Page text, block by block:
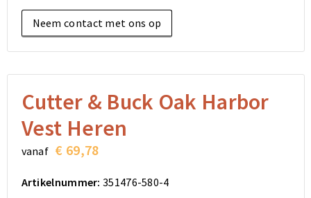
Elektronica, Gadgets en USB
Sleutelhangers en Lanyards
Anti-stress
Lampen en Gereedschap
Aanstekers
Snoepgoed
Reistassensets
Goodiebags
Golftassen
Opvouwbare tassen
Autotassen
Matrozentassen
Bodywarmers
Kleding sets
Reistassensets
Goodiebags
Golftassen
Opvouwbare tassen
Autotassen
Matrozentassen
Overhemden
Jassen
Broeken en Rokken
Schoenen
Neem contact met ons op
Cutter & Buck Oak Harbor
Vest Heren
vanaf € 69,78
Artikelnummer: 351476-580-4